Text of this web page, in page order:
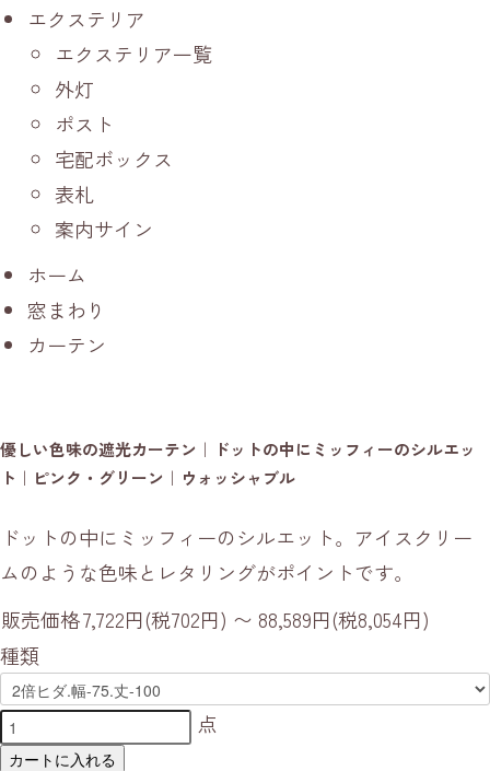
エクステリア
エクステリア一覧
外灯
ポスト
宅配ボックス
表札
案内サイン
ホーム
窓まわり
カーテン
優しい色味の遮光カーテン｜ドットの中にミッフィーのシルエッ
ト｜ピンク・グリーン｜ウォッシャブル
ドットの中にミッフィーのシルエット。アイスクリー
ムのような色味とレタリングがポイントです。
販売価格7,722円(税702円) 〜 88,589円(税8,054円)
種類
点
カートに入れる